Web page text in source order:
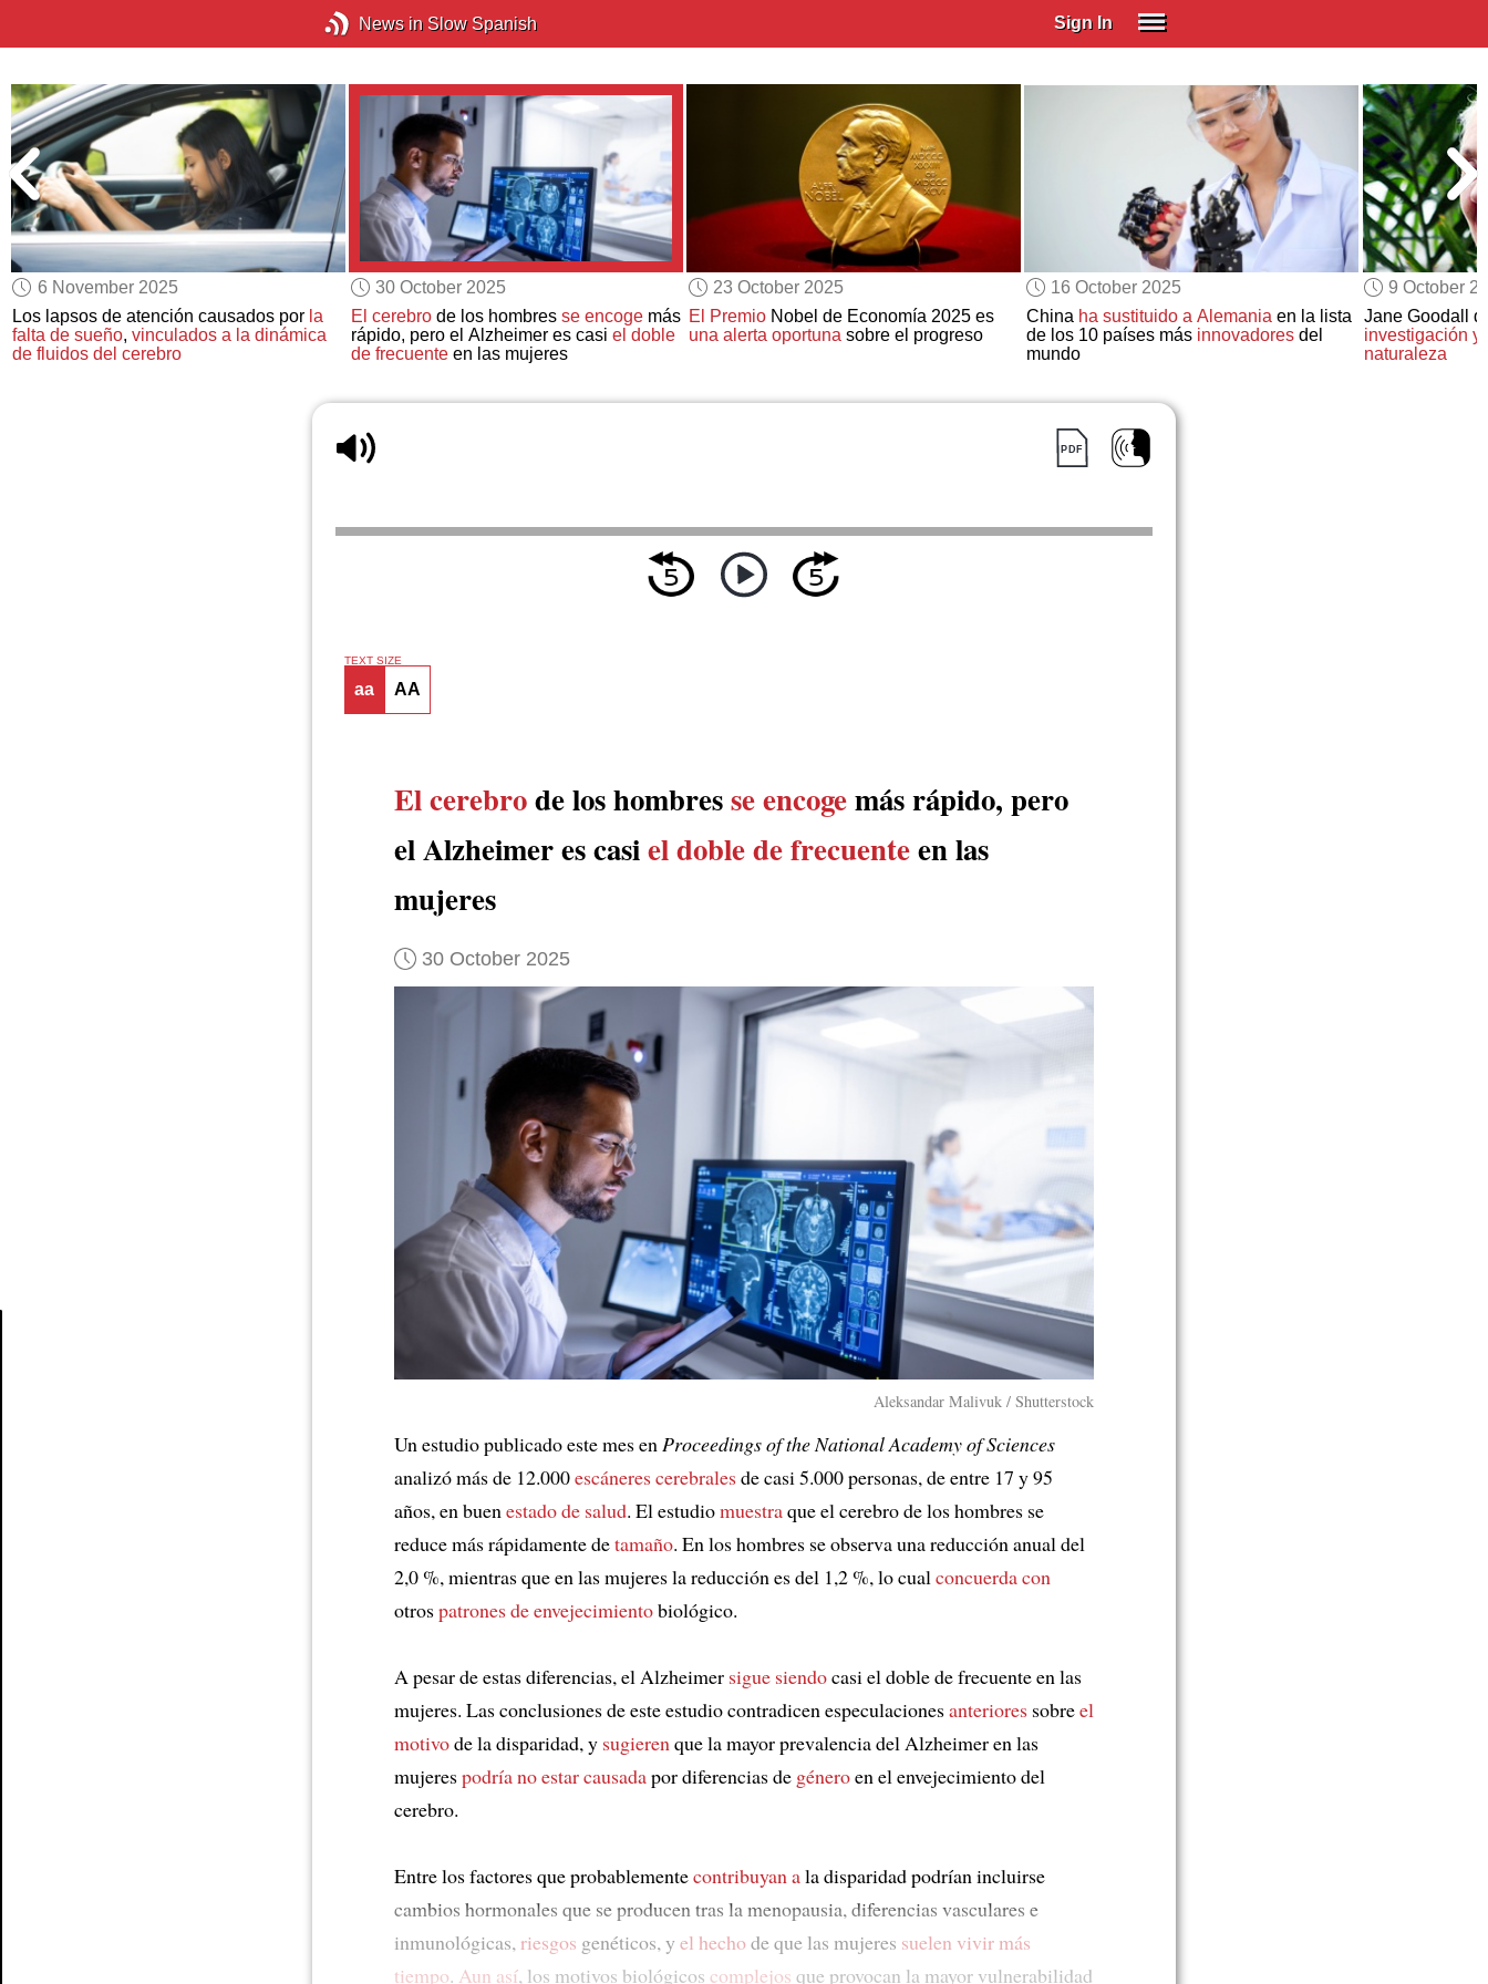
News in Slow Spanish Sign In
Spanish (Spain)
Spanish (Latino)
SUBSCRIBE
EDUCATIONAL LICENSES
GIFT CARDS
OTHER LANGUAGES
ABOUT US
6 November 2025
Los lapsos de atención causados por la
falta de sueño,vinculados a la dinámica
de fluidos del cerebro
30 October 2025
El cerebrode los hombres se encogemás
rápido, pero el Alzheimer es casi el doble
de frecuenteen las mujeres
23 October 2025
El PremioNobel de Economía 2025 es
una alerta oportunasobre el progreso
16 October 2025
China ha sustituido a Alemaniaen la lista
de los 10 países más innovadoresdel
mundo
9 October
Jane Goodall
investigación y
naturaleza
TEXT SIZE
aa AA
El cerebrode los hombresse encogemás rápido, pero
el Alzheimer es casiel doble de frecuenteen las
mujeres
30 October 2025
Aleksandar Malivuk / Shutterstock
Un estudio publicado este mes enProceedings of the National Academy of Sciences
analizó más de 12.000escáneres cerebralesde casi 5.000 personas, de entre 17 y 95
años, en buenestado de salud. El estudiomuestraque el cerebro de los hombres se
reduce más rápidamente detamaño. En los hombres se observa una reducción anual del
2,0 %, mientras que en las mujeres la reducción es del 1,2 %, lo cualconcuerda con
otrospatrones de envejecimientobiológico.
A pesar de estas diferencias, el Alzheimer sigue siendocasi el doble de frecuente en las
mujeres. Las conclusiones de este estudio contradicen especulacionesanteriores sobreel
motivode la disparidad, y sugierenque la mayor prevalencia del Alzheimer en las
mujerespodría no estar causadapor diferencias de géneroen el envejecimiento del
cerebro.
Entre los factores que probablementecontribuyan ala disparidad podrían incluirse
cambios hormonales que se producen tras la menopausia, diferencias vasculares e
inmunológicas,riesgos genéticos, y el hechode que las mujeres suelen vivir más
tiempo. Aun así, los motivos biológicos complejos que provocan la mayor vulnerabilidad